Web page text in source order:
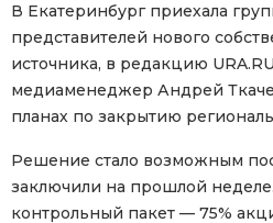
В Екатеринбург приехала
представителей нового
источника, в редакцию
медиаменеджер Андрей
планах по закрытию
Решение стало возможным
заключили на прошлой
контрольный пакет — 75%